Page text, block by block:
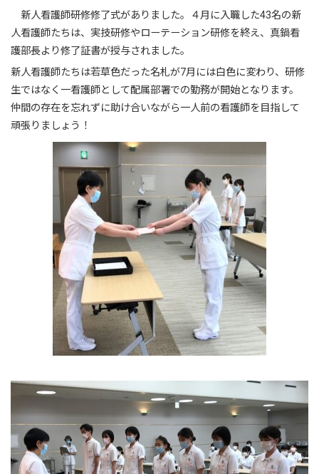
新人看護師研修修了式がありました。４月に入職した43名の新
人看護師たちは、実技研修やローテーション研修を終え、真鍋看
護部長より修了証書が授与されました。
新人看護師たちは若草色だった名札が7月には白色に変わり、研修
生ではなく一看護師として配属部署での勤務が開始となります。
仲間の存在を忘れずに助け合いながら一人前の看護師を目指して
頑張りましょう！